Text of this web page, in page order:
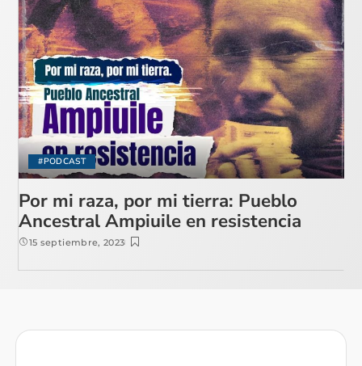
#PODCAST
Por mi raza, por mi tierra: Pueblo
Ancestral Ampiuile en resistencia
15 septiembre, 2023